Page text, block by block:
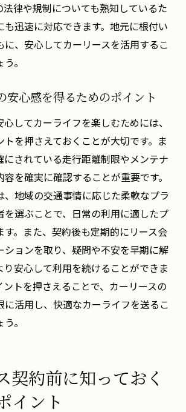
法律や規制についても熟知しているた
も迅速に対応できます。地元に根付い
に、安心してカーリースを活用するこ
。
安心感を得るためのポイント
してカーライフを楽しむためには、
トを押さえておくことが大切です。ま
にされている走行距離制限やメンテナ
を確実に確認することが重要です。
、地域の交通事情に応じた柔軟なプラ
を選ぶことで、日常の利用に適したプ
す。また、契約後も定期的にリース会
ションを取り、疑問や不安を早期に解
り安心して利用を続けることができま
ントを押さえることで、カーリースの
に活用し、快適なカーライフを送るこ
。
契約前に知っておく
イント